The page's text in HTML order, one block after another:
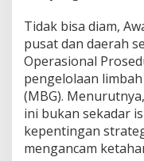
i
l
i
n
g
k
n
g
Tidak bisa diam,
pusat dan daerah
Operasional
pengelolaan
(MBG).
ini bukan sekadar
kepentingan
mengancam